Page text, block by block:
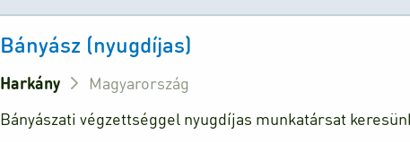
Bányász (nyugdíjas)
Harkány
Magyarország
Bányászati végzettséggel nyugdíjas munkatársat